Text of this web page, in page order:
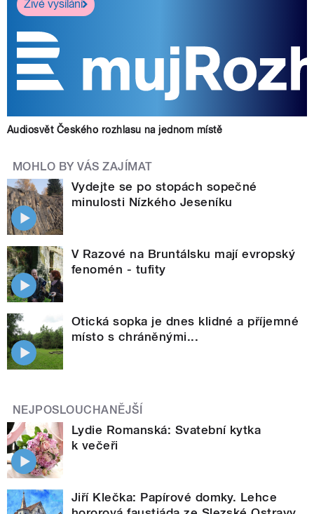
Živé vysílání
Audiosvět Českého rozhlasu na jednom místě
MOHLO BY VÁS ZAJÍMAT
Vydejte se po stopách sopečné
minulosti Nízkého Jeseníku
V Razové na Bruntálsku mají evropský
fenomén - tufity
Otická sopka je dnes klidné a příjemné
místo s chráněnými...
NEJPOSLOUCHANĚJŠÍ
Lydie Romanská: Svatební kytka
k večeři
Jiří Klečka: Papírové domky. Lehce